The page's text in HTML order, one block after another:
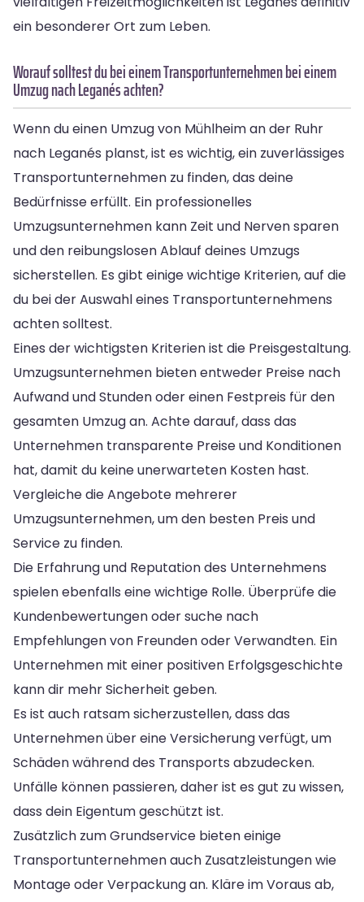
ein besonderer Ort zum Leben.
Worauf solltest du bei einem Transportunternehmen bei einem
Umzug nach Leganés achten?
Wenn du einen Umzug von Mühlheim an der Ruhr
nach Leganés planst, ist es wichtig, ein zuverlässiges
Transportunternehmen zu finden, das deine
Bedürfnisse erfüllt. Ein professionelles
Umzugsunternehmen kann Zeit und Nerven sparen
und den reibungslosen Ablauf deines Umzugs
sicherstellen. Es gibt einige wichtige Kriterien, auf die
du bei der Auswahl eines Transportunternehmens
achten solltest.
Eines der wichtigsten Kriterien ist die Preisgestaltung.
Umzugsunternehmen bieten entweder Preise nach
Aufwand und Stunden oder einen Festpreis für den
gesamten Umzug an. Achte darauf, dass das
Unternehmen transparente Preise und Konditionen
hat, damit du keine unerwarteten Kosten hast.
Vergleiche die Angebote mehrerer
Umzugsunternehmen, um den besten Preis und
Service zu finden.
Die Erfahrung und Reputation des Unternehmens
spielen ebenfalls eine wichtige Rolle. Überprüfe die
Kundenbewertungen oder suche nach
Empfehlungen von Freunden oder Verwandten. Ein
Unternehmen mit einer positiven Erfolgsgeschichte
kann dir mehr Sicherheit geben.
Es ist auch ratsam sicherzustellen, dass das
Unternehmen über eine Versicherung verfügt, um
Schäden während des Transports abzudecken.
Unfälle können passieren, daher ist es gut zu wissen,
dass dein Eigentum geschützt ist.
Zusätzlich zum Grundservice bieten einige
Transportunternehmen auch Zusatzleistungen wie
Montage oder Verpackung an. Kläre im Voraus ab,